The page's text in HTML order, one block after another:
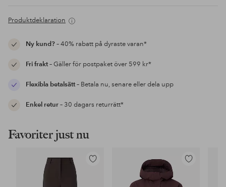
Produktdeklaration
Ny kund?– 40% rabatt på dyraste varan*
Fri frakt– Gäller för postpaket över 599 kr*
Flexibla betalsätt– Betala nu, senare eller dela upp
Enkel retur– 30 dagars returrätt*
Favoriter just nu
Lägg
Lägg